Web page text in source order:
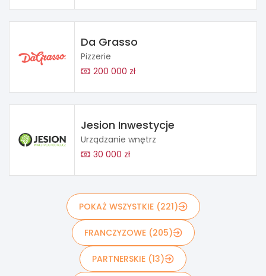
Da Grasso
Pizzerie
200 000 zł
Jesion Inwestycje
Urządzanie wnętrz
30 000 zł
POKAŻ WSZYSTKIE (221)
FRANCZYZOWE (205)
PARTNERSKIE (13)